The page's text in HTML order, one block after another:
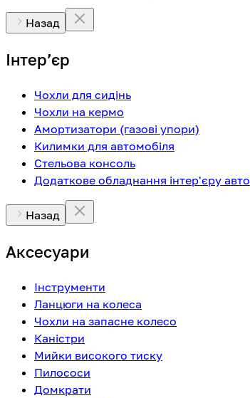
Назад
Інтерʼєр
Чохли для сидінь
Чохли на кермо
Амортизатори (газові упори)
Килимки для автомобіля
Стельова консоль
Додаткове обладнання інтер'єру авто
Назад
Аксесуари
Інструменти
Ланцюги на колеса
Чохли на запасне колесо
Каністри
Мийки високого тиску
Пилососи
Домкрати